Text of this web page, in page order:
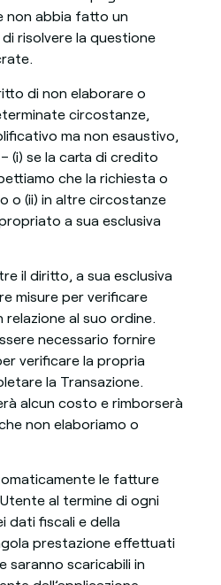
non abbia fatto un
risolvere la questione
di non elaborare o
circostanze,
ma non esaustivo,
(i) se la carta di credito
che la richiesta o
o (ii) in altre circostanze
a sua esclusiva
il diritto, a sua esclusiva
misure per verificare
relazione al suo ordine.
necessario fornire
verificare la propria
la Transazione.
alcun costo e rimborserà
non elaboriamo o
le fatture
al termine di ogni
dati fiscali e della
prestazione effettuati
saranno scaricabili in